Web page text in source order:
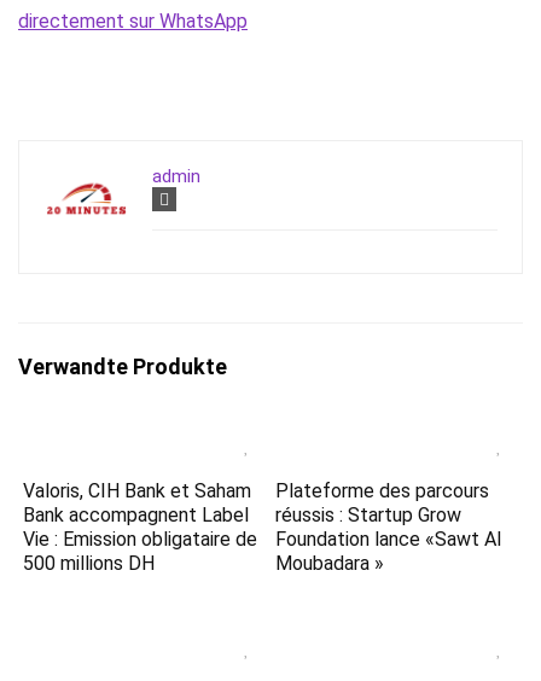
directement sur WhatsApp
admin
Verwandte Produkte
Valoris, CIH Bank et Saham
Bank accompagnent Label
Vie : Emission obligataire de
500 millions DH
Plateforme des parcours
réussis : Startup Grow
Foundation lance «Sawt Al
Moubadara »